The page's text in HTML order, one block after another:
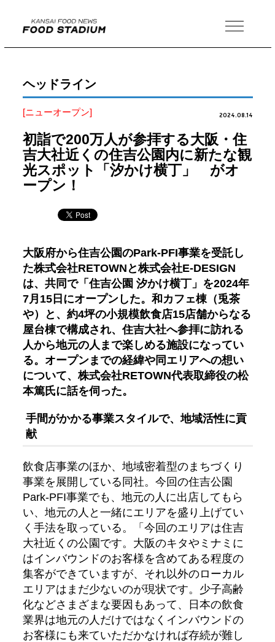
MENU
ヘッドライン
[ニューオープン] 2024.08.14
初詣で200万人が参拝する大阪・住
吉大社近くの住吉公園内に新たな観
光スポット「汐かけ横丁」 がオ
ープン！
大阪府から住吉公園のPark-PFI事業を受託し
た株式会社RETOWNと株式会社E-DESIGN
は、共同で「住吉公園 汐かけ横丁」を2024年
7月15日にオープンした。和カフェ棟（兎茶
や）と、約4坪の小規模飲食店15店舗からなる
屋台棟で構成され、住吉大社へ参拝に訪れる
人から地元の人まで楽しめる施設になってい
る。オープンまでの経緯や同エリアへの想い
について、株式会社RETOWN代表取締役の松
本篤氏に話を伺った。
手間がかかる事業スタイルで、地域活性に貢
献
飲食店事業のほか、地域密着型のまちづくり
事業を展開している同社。今回の住吉公園
Park-PFI事業でも、地元の人に出店してもら
い、地元の人と一緒にエリアを盛り上げてい
く手法を取っている。「今回のエリアは住吉
大社近くの公園です。大阪のキタやミナミに
はインバウンドのお客様を含めてある程度の
集客ができていますが、それ以外のローカル
エリアはまだ少ないのが現状です。少子高齢
化などさまざまな要因もあって、日本の飲食
業界は地元の人だけではなくインバウンドの
お客様にも来ていただかなければ存続が難し